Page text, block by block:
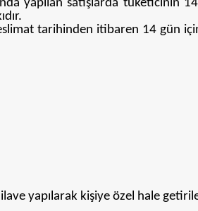
yapılan satışlarda tüketicinin
tarihinden itibaren 14 gün
yapılarak kişiye özel hale